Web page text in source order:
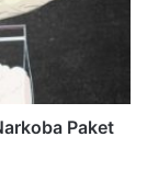
Paket